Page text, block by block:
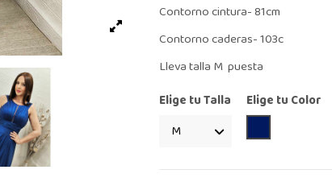
Contorno cintura- 81cm
Contorno caderas- 103c
Lleva talla M puesta
Elige tu Talla
Elige tu Color